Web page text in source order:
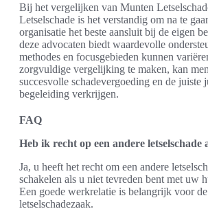
Bij het vergelijken van Munten
Letselschade is het verstandig om na te
organisatie het beste aansluit bij de eigen
deze advocaten biedt waardevolle
methodes en focusgebieden kunnen
zorgvuldige vergelijking te maken, kan
succesvolle schadevergoeding en de juiste
begeleiding verkrijgen.
FAQ
Heb ik recht op een andere letselschade
Ja, u heeft het recht om een andere
schakelen als u niet tevreden bent met uw
Een goede werkrelatie is belangrijk voor
letselschadezaak.